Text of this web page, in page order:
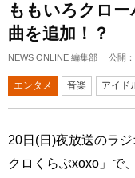
ももいろクロ
曲を追加！？
NEWS ONLINE 編集部 公開：
エンタメ 音楽 アイド
20日(日)夜放送のラ
クロくらぶxoxo」で